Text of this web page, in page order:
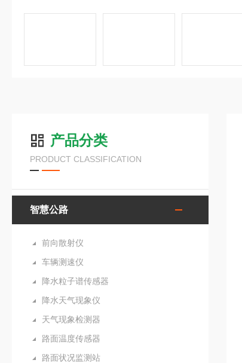
产品分类
PRODUCT CLASSIFICATION
智慧公路
前向散射仪
车辆测速仪
降水粒子谱传感器
降水天气现象仪
天气现象检测器
路面温度传感器
路面状况监测站